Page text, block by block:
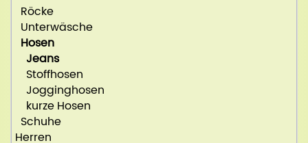
Röcke
Unterwäsche
Hosen
Jeans
Stoffhosen
Jogginghosen
kurze Hosen
Schuhe
Herren